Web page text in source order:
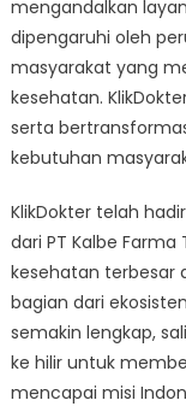
mengandalkan
dipengaruhi oleh
masyarakat yang
kesehatan.
serta
kebutuhan
KlikDokter telah
dari PT Kalbe
kesehatan terbesar
bagian dari
semakin lengkap,
ke hilir untuk
mencapai misi